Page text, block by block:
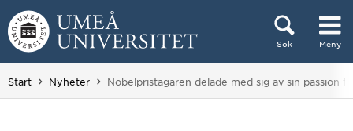
Hoppa direkt till innehållet
Sök Meny
Huvudmenyn dold.
Start Nyheter Du är här:
Nobelpristagaren delade med sig av sin passion